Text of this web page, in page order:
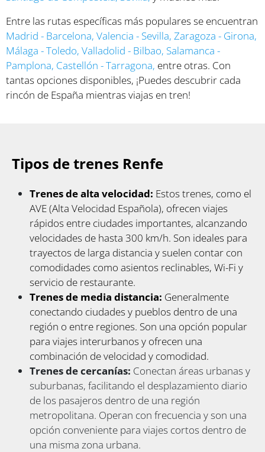
Entre las rutas específicas más populares se encuentran
Madrid - Barcelona, Valencia - Sevilla, Zaragoza - Girona,
Málaga - Toledo, Valladolid - Bilbao, Salamanca -
Pamplona, Castellón - Tarragona, entre otras. Con
tantas opciones disponibles, ¡Puedes descubrir cada
rincón de España mientras viajas en tren!
Tipos de trenes Renfe
Trenes de alta velocidad: Estos trenes, como el
AVE (Alta Velocidad Española), ofrecen viajes
rápidos entre ciudades importantes, alcanzando
velocidades de hasta 300 km/h. Son ideales para
trayectos de larga distancia y suelen contar con
comodidades como asientos reclinables, Wi-Fi y
servicio de restaurante.
Trenes de media distancia: Generalmente
conectando ciudades y pueblos dentro de una
región o entre regiones. Son una opción popular
para viajes interurbanos y ofrecen una
combinación de velocidad y comodidad.
Trenes de cercanías: Conectan áreas urbanas y
suburbanas, facilitando el desplazamiento diario
de los pasajeros dentro de una región
metropolitana. Operan con frecuencia y son una
opción conveniente para viajes cortos dentro de
una misma zona urbana.